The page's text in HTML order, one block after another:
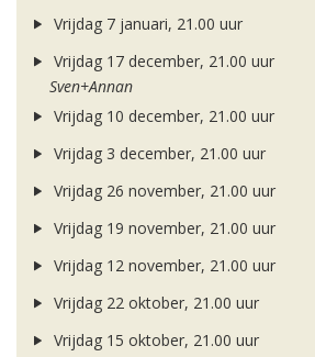
Vrijdag 7 januari, 21.00 uur
Vrijdag 17 december, 21.00 uur
Sven+Annan
Vrijdag 10 december, 21.00 uur
Vrijdag 3 december, 21.00 uur
Vrijdag 26 november, 21.00 uur
Vrijdag 19 november, 21.00 uur
Vrijdag 12 november, 21.00 uur
Vrijdag 22 oktober, 21.00 uur
Vrijdag 15 oktober, 21.00 uur